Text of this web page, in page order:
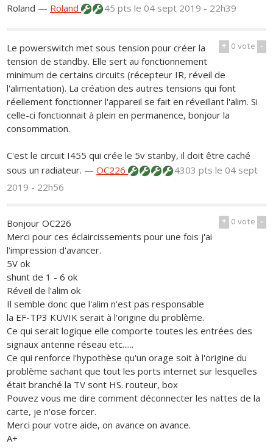
Roland — Roland 45 ptsle 04 sept 2019 - 22h39
+ 0vote -
Le powerswitch met sous tension pour créer la
tension de standby. Elle sert au fonctionnement
minimum de certains circuits (récepteur IR, réveil de
l'alimentation). La création des autres tensions qui font
réellement fonctionner l'appareil se fait en réveillant l'alim. Si
celle-ci fonctionnait à plein en permanence, bonjour la
consommation.
C'est le circuit I455 qui crée le 5v stanby, il doit être caché
sous un radiateur. —OC226 4303 ptsle 04 sept
2019 - 22h56
+ 0vote -
Bonjour OC226
Merci pour ces éclaircissements pour une fois j'ai
l'impression d'avancer.
5V ok
shunt de 1 - 6 ok
Réveil de l'alim ok
Il semble donc que l'alim n'est pas responsable
la EF-TP3 KUVIK serait à l'origine du problème.
Ce qui serait logique elle comporte toutes les entrées des
signaux antenne réseau etc......
Ce qui renforce l'hypothèse qu'un orage soit à l'origine du
problème sachant que tout les ports internet sur lesquelles
était branché la TV sont HS. routeur, box
Pouvez vous me dire comment déconnecter les nattes de la
carte, je n'ose forcer.
Merci pour votre aide, on avance on avance.
A+